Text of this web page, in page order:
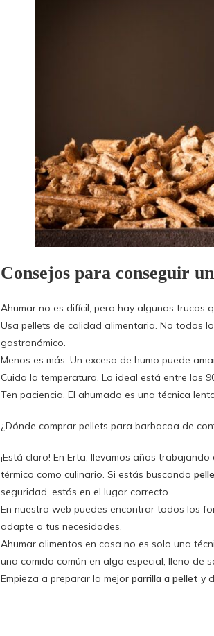
Consejos para conseguir
Ahumar no es difícil, pero hay algunos trucos
Usa pellets de calidad alimentaria. No todos
gastronómico.
Menos es más. Un exceso de humo puede
Cuida la temperatura. Lo ideal está entre los
Ten paciencia. El ahumado es una técnica
¿Dónde comprar pellets para barbacoa de
¡Está claro! En Erta, llevamos años
térmico como culinario. Si estás buscando
seguridad, estás en el lugar correcto.
En nuestra web puedes encontrar todos los
adapte a tus necesidades.
Ahumar alimentos en casa no es solo una
una comida común en algo especial, lleno de
Empieza a preparar la mejor parrilla a pellet y